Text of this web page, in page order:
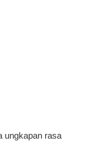
ungkapan rasa